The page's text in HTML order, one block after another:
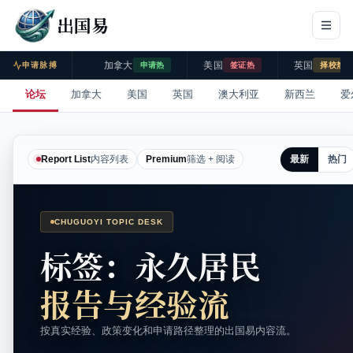
出国易
申请脉搏 加拿大 申请热 美国 签证热 英国 择校热
论坛 加拿大 美国 英国 澳大利亚 新西兰 爱
Report List内容列表 Premium筛选 + 阅读 最新 热门
CHUGUOYI TOPIC DESK
标签：永久居民
报告与经验流
按真实经验、政策变化和申请路径整理的出国易内容流。